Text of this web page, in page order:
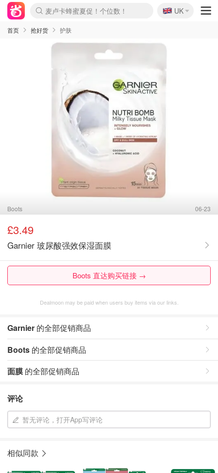
麦卢卡蜂蜜夏促！个位数！
Prada/Miu 4.8折！
啥？必胜客披萨5折！
🇬🇧
UK
首页 抢好货 护肤
Boots 06-23
£3.49
Garnier 玻尿酸强效保湿面膜
Boots 直达购买链接 →
Dealmoon may be paid when users buy items via our links.
Garnier 的全部促销商品
Boots 的全部促销商品
面膜 的全部促销商品
评论
暂无评论，打开App写评论
相似同款